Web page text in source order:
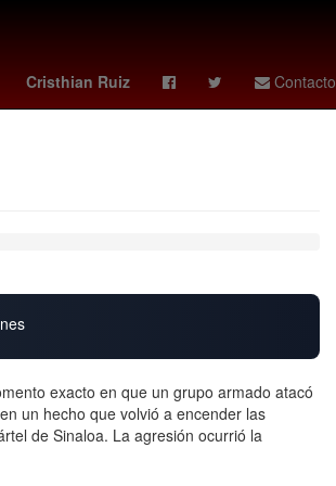
Cristhian Ruiz Contacto
tris clasico susan sarandon
exacto en que un grupo armado atacó
un hecho que volvió a encender las
de Sinaloa. La agresión ocurrió la